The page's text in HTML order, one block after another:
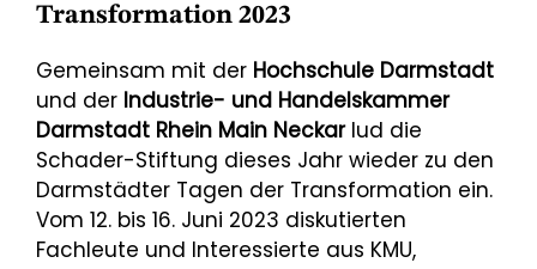
Transformation 2023
Gemeinsam mit der Hochschule Darmstadt
und der Industrie- und Handelskammer
Darmstadt Rhein Main Neckarlud die
Schader-Stiftung dieses Jahr wieder zu den
Darmstädter Tagen der Transformation ein.
Vom 12. bis 16. Juni 2023 diskutierten
Fachleute und Interessierte aus KMU,